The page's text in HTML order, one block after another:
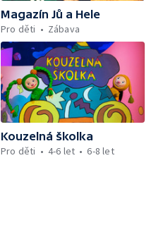
Magazín Jů a Hele
Pro děti
Zábava
Kouzelná školka
Pro děti
4-6 let 6-8 let